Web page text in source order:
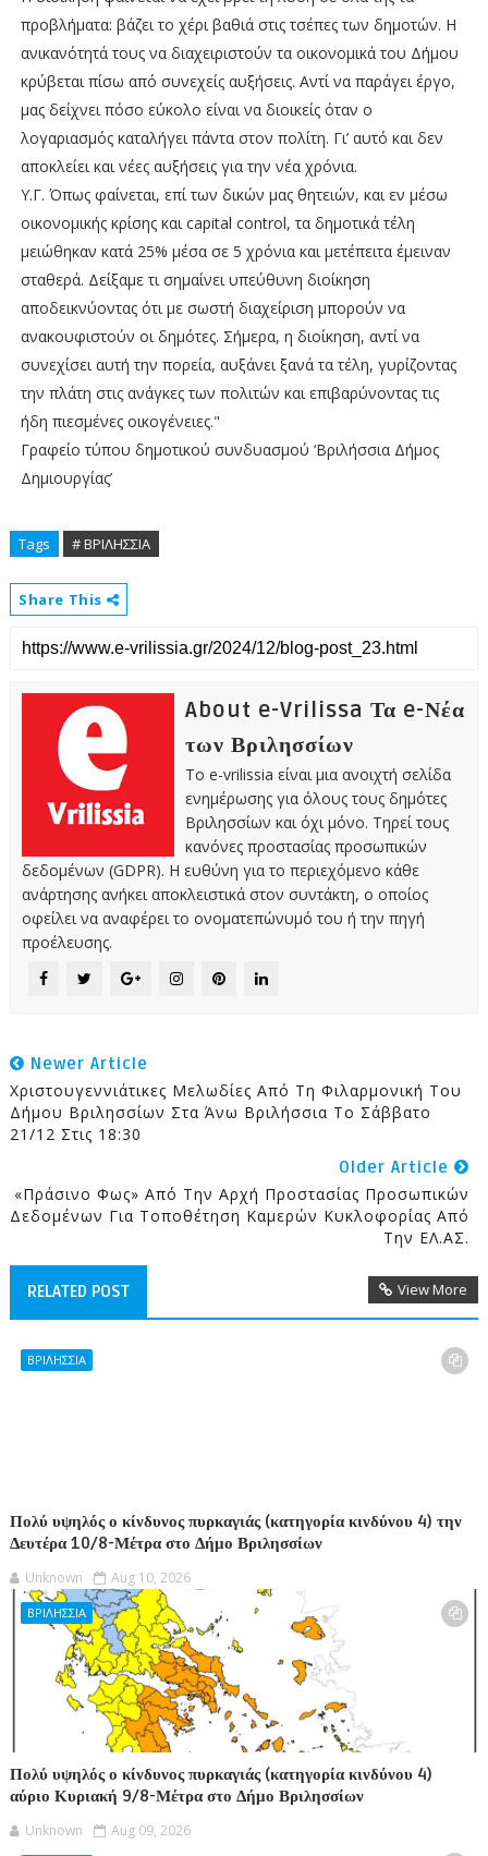
προβλήματα: βάζει το χέρι βαθιά στις τσέπες των δημοτών. Η
ανικανότητά τους να διαχειριστούν τα οικονομικά του Δήμου
κρύβεται πίσω από συνεχείς αυξήσεις. Αντί να παράγει έργο,
μας δείχνει πόσο εύκολο είναι να διοικείς όταν ο
λογαριασμός καταλήγει πάντα στον πολίτη. Γι’ αυτό και δεν
αποκλείει και νέες αυξήσεις για την νέα χρόνια.
Υ.Γ. Όπως φαίνεται, επί των δικών μας θητειών, και εν μέσω
οικονομικής κρίσης και capital control, τα δημοτικά τέλη
μειώθηκαν κατά 25% μέσα σε 5 χρόνια και μετέπειτα έμειναν
σταθερά. Δείξαμε τι σημαίνει υπεύθυνη διοίκηση
αποδεικνύοντας ότι με σωστή διαχείριση μπορούν να
ανακουφιστούν οι δημότες. Σήμερα, η διοίκηση, αντί να
συνεχίσει αυτή την πορεία, αυξάνει ξανά τα τέλη, γυρίζοντας
την πλάτη στις ανάγκες των πολιτών και επιβαρύνοντας τις
ήδη πιεσμένες οικογένειες."
Γραφείο τύπου δημοτικού συνδυασμού ‘Βριλήσσια Δήμος
Δημιουργίας’
Tags # ΒΡΙΛΗΣΣΙΑ
Share This
About e-Vrilissa Τα e-Νέα
των Βριλησσίων
Το e-vrilissia είναι μια ανοιχτή σελίδα
ενημέρωσης για όλους τους δημότες
Βριλησσίων και όχι μόνο. Τηρεί τους
κανόνες προστασίας προσωπικών
δεδομένων (GDPR). Η ευθύνη για το περιεχόμενο κάθε
ανάρτησης ανήκει αποκλειστικά στον συντάκτη, ο οποίος
οφείλει να αναφέρει το ονοματεπώνυμό του ή την πηγή
προέλευσης.
Newer Article
Χριστουγεννιάτικες Μελωδίες Από Τη Φιλαρμονική Του
Δήμου Βριλησσίων Στα Άνω Βριλήσσια Το Σάββατο
21/12 Στις 18:30
Older Article
«Πράσινο Φως» Από Την Αρχή Προστασίας Προσωπικών
Δεδομένων Για Τοποθέτηση Καμερών Κυκλοφορίας Από
Την ΕΛ.ΑΣ.
RELATED POST View More
ΒΡΙΛΗΣΣΙΑ
Πολύ υψηλός ο κίνδυνος πυρκαγιάς (κατηγορία κινδύνου 4) την
Δευτέρα 10/8-Μέτρα στο Δήμο Βριλησσίων
Unknown Aug 10, 2026
ΒΡΙΛΗΣΣΙΑ
Πολύ υψηλός ο κίνδυνος πυρκαγιάς (κατηγορία κινδύνου 4)
αύριο Κυριακή 9/8-Μέτρα στο Δήμο Βριλησσίων
Unknown Aug 09, 2026